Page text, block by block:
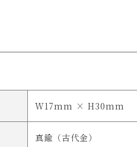
W17mm × H30mm
真鍮（古代金）